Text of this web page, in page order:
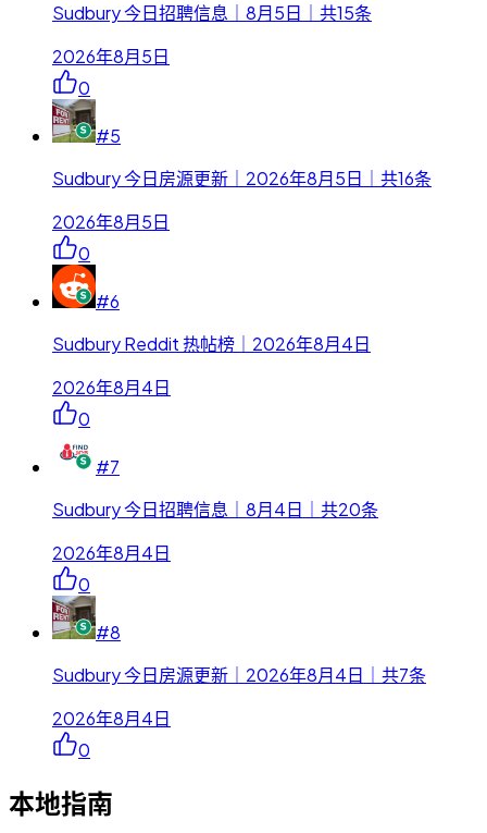
Sudbury 今日招聘信息｜8月5日｜共15条
2026年8月5日
0
#5
Sudbury 今日房源更新｜2026年8月5日｜共16条
2026年8月5日
0
#6
Sudbury Reddit 热帖榜｜2026年8月4日
2026年8月4日
0
#7
Sudbury 今日招聘信息｜8月4日｜共20条
2026年8月4日
0
#8
Sudbury 今日房源更新｜2026年8月4日｜共7条
2026年8月4日
0
本地指南